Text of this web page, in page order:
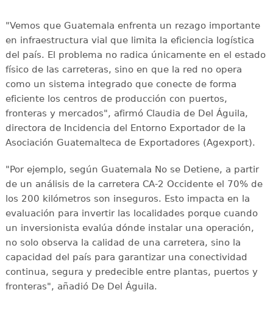
"Vemos que Guatemala enfrenta un rezago importante
en infraestructura vial que limita la eficiencia logística
del país. El problema no radica únicamente en el estado
físico de las carreteras, sino en que la red no opera
como un sistema integrado que conecte de forma
eficiente los centros de producción con puertos,
fronteras y mercados", afirmó Claudia de Del Águila,
directora de Incidencia del Entorno Exportador de la
Asociación Guatemalteca de Exportadores (Agexport).
"Por ejemplo, según Guatemala No se Detiene, a partir
de un análisis de la carretera CA-2 Occidente el 70% de
los 200 kilómetros son inseguros. Esto impacta en la
evaluación para invertir las localidades porque cuando
un inversionista evalúa dónde instalar una operación,
no solo observa la calidad de una carretera, sino la
capacidad del país para garantizar una conectividad
continua, segura y predecible entre plantas, puertos y
fronteras", añadió De Del Águila.